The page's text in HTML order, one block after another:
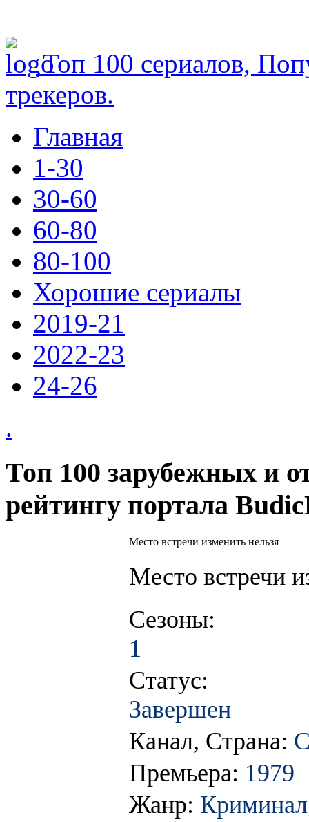
Топ 100 сериалов,
трекеров.
Главная
1-30
30-60
60-80
80-100
Хорошие сериалы
2019-21
2022-23
24-26
.
Топ 100 зарубежных и
рейтингу портала
Место встречи изменить нельзя
Место встречи
Сезоны:
1
Статус:
Завершен
Канал, Страна:
Премьера: 1979
Жанр: